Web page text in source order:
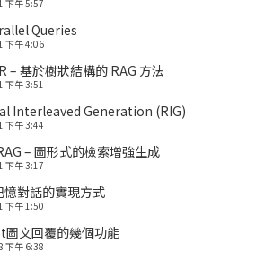
下午 5:57
Queries
下午 4:06
– 基於樹狀結構的 RAG 方法
下午 3:51
Interleaved Generation (RIG)
下午 3:44
– 圖形式的檢索增強生成
下午 3:17
憶對話的實現方式
下午 1:50
文回覆的幾個功能
下午 6:38